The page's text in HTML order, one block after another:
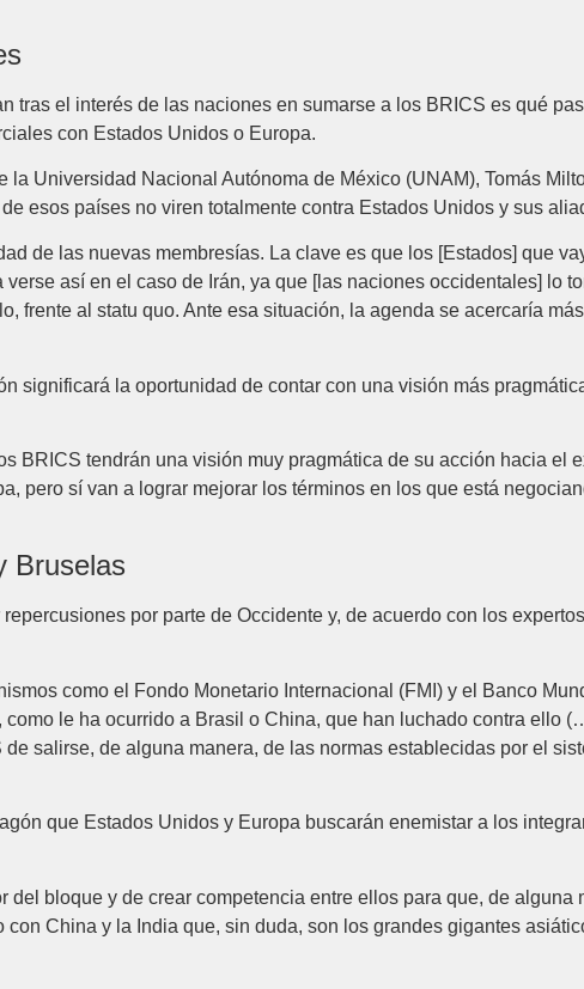
tras el interés de las naciones en sumarse a los BRICS es qué
con Estados Unidos o Europa.
la Universidad Nacional Autónoma de México (UNAM), Tomás
esos países no viren totalmente contra Estados Unidos y sus
de las nuevas membresías. La clave es que los [Estados] que
así en el caso de Irán, ya que [las naciones occidentales] lo
frente al statu quo. Ante esa situación, la agenda se acercaría
significará la oportunidad de contar con una visión más
BRICS tendrán una visión muy pragmática de su acción hacia el
pero sí van a lograr mejorar los términos en los que está
Bruselas
por parte de Occidente y, de acuerdo con los
como el Fondo Monetario Internacional (FMI) y el Banco
le ha ocurrido a Brasil o China, que han luchado contra ello
salirse, de alguna manera, de las normas establecidas por el
que Estados Unidos y Europa buscarán enemistar a los
del bloque y de crear competencia entre ellos para que, de
China y la India que, sin duda, son los grandes gigantes